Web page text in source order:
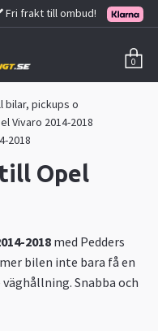
Fri frakt till ombud!
0
bilar, pickups o
Vivaro 2014-2018
2018
Opel
2018med Pedders
bilen inte bara få en
Snabba och